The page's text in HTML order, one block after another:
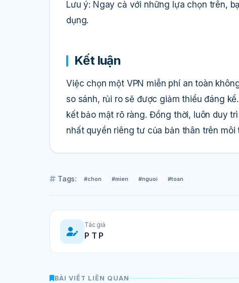
Lưu ý: Ngay cả với những lựa chọn trên,
dụng.
Kết luận
Việc chọn một VPN miễn phí an toàn
so sánh, rủi ro sẽ được giảm thiểu đáng
kết bảo mật rõ ràng. Đồng thời, luôn duy
nhất quyền riêng tư của bản thân trên môi
Tags: #chon #mien #nguoi #toan
Tác giả
P T P
BÀI VIẾT LIÊN QUAN